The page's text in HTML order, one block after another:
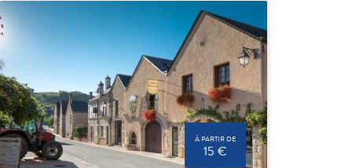
À PARTIR DE
15 €